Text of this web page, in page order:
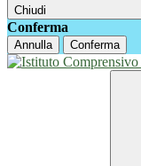
Chiudi
Conferma
Annulla Conferma